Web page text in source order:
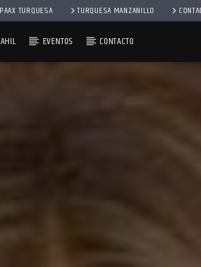
PAAX TURQUESA TURQUESA MANZANILLO
EVENTOS CONTACTO